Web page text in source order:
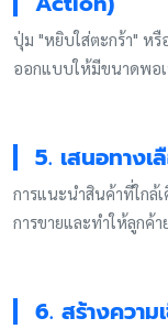
ปุ่ม "หยิบใส่ตะกร้า" หรื
ออกแบบให้มีขนาดพอ
5. เสนอทาง
การแนะนำสินค้าที่ใกล้
การขายและทำให้ลูกค้
6. สร้างควา